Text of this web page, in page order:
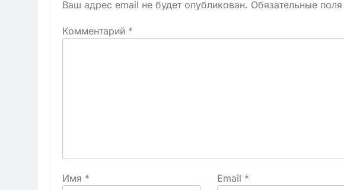
Ваш адрес email не будет опубликован. Обязательные
Комментарий *
Имя * Email *